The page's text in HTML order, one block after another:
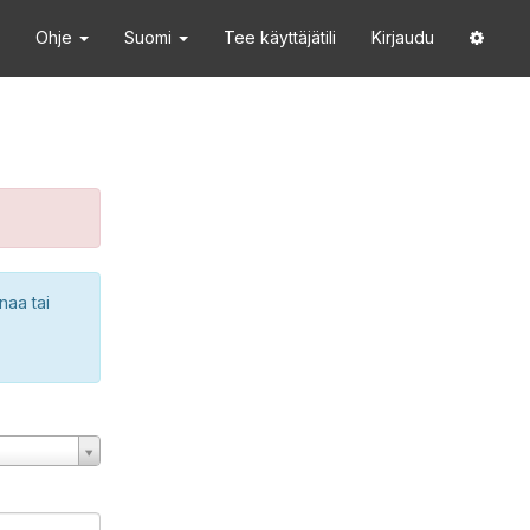
Ohje Suomi Tee käyttäjätili Kirjaudu
tai